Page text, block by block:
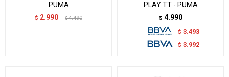
PUMA
$ 2.990 $ 4.490
PLAY TT - PUMA
$ 4.990
$ 3.493
$ 3.992